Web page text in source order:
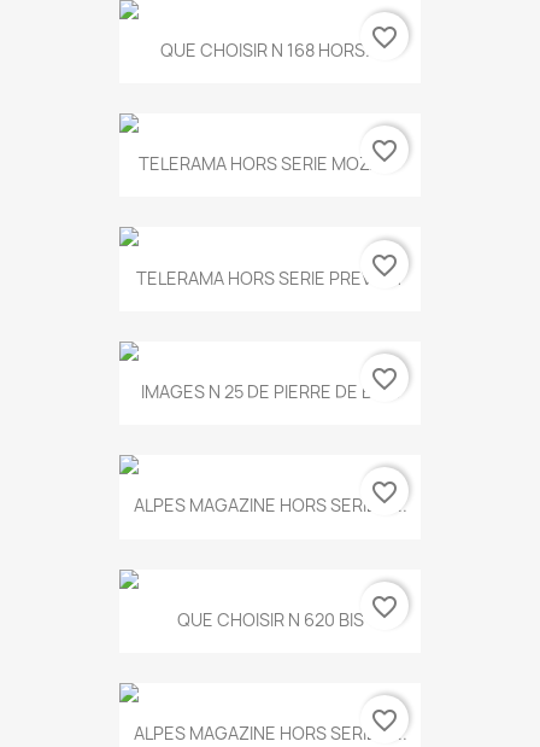
QUE CHOISIR N 168 HORS...favorite_border
TELERAMA HORS SERIE MOZART
favorite_border
TELERAMA HORS SERIE PREVERT
favorite_border
IMAGES N 25 DE PIERRE DE BOIS
favorite_border
ALPES MAGAZINE HORS SERIE N...
favorite_border
QUE CHOISIR N 620 BIS favorite_border
ALPES MAGAZINE HORS SERIE N...
favorite_border